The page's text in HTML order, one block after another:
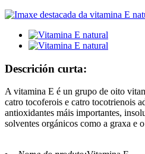
Descrición curta:
A vitamina E é un grupo de oito
catro tocoferois e catro tocotrienois
antioxidantes máis importantes,
solventes orgánicos como a graxa e